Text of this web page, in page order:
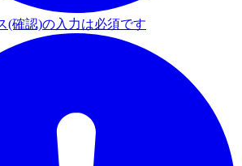
(確認)の入力は必須です